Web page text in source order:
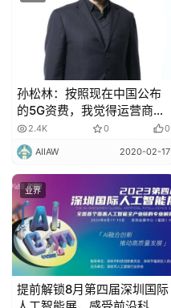
孙松林：按照现在中国公布
的5G资费，我觉得运营商永
远亏本！
2.4K 0 0
AIIAW 2020-02-17
业界
提前解锁8月第四届深圳国际